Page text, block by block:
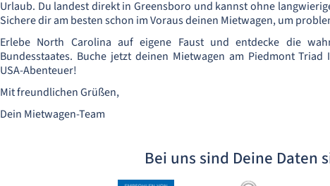
Urlaub. Du landest direkt in Greensboro und kannst ohne
Sichere dir am besten schon im Voraus deinen Mietwagen, um
Erlebe North Carolina auf eigene Faust und entdecke die
Bundesstaates. Buche jetzt deinen Mietwagen am Piedmont
USA-Abenteuer!
Mit freundlichen Grüßen,
Dein Mietwagen-Team
Bei uns sind Deine Daten